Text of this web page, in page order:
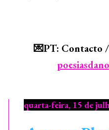
💌PT: Contacto
quarta-feira, 15 de